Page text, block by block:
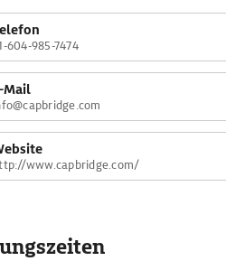
604-985-7474
Mail
www.capbridge.com/